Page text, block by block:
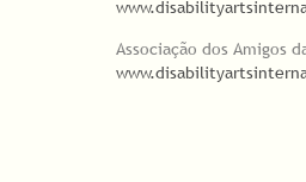
Associação dos Amigos